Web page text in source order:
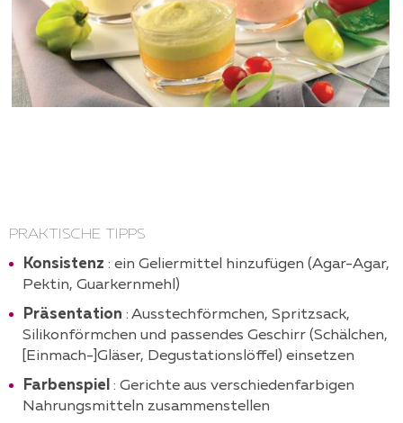
PRAKTISCHE TIPPS
Konsistenz : ein Geliermittel hinzufügen (Agar-Agar,
Pektin, Guarkernmehl)
Präsentation : Ausstechförmchen, Spritzsack,
Silikonförmchen und passendes Geschirr (Schälchen,
[Einmach-]Gläser, Degustationslöffel) einsetzen
Farbenspiel : Gerichte aus verschiedenfarbigen
Nahrungsmitteln zusammenstellen